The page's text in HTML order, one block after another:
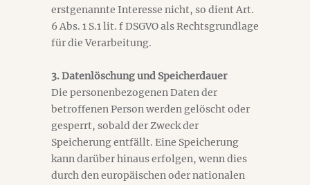
erstgenannte Interesse nicht, so dient Art.
6 Abs. 1 S.1 lit. f DSGVO als Rechtsgrundlage
für die Verarbeitung.
3. Datenlöschung und Speicherdauer
Die personenbezogenen Daten der
betroffenen Person werden gelöscht oder
gesperrt, sobald der Zweck der
Speicherung entfällt. Eine Speicherung
kann darüber hinaus erfolgen, wenn dies
durch den europäischen oder nationalen